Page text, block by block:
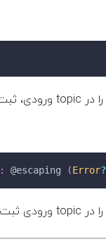
: @escaping (Error?